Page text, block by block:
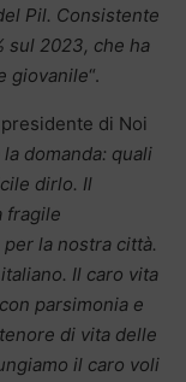
Pil. Consistente
sul 2023, che ha
giovanile“.
di Noi
domanda: quali
dirlo. Il
fragile
la nostra città.
Il caro vita
parsimonia e
di vita delle
il caro voli